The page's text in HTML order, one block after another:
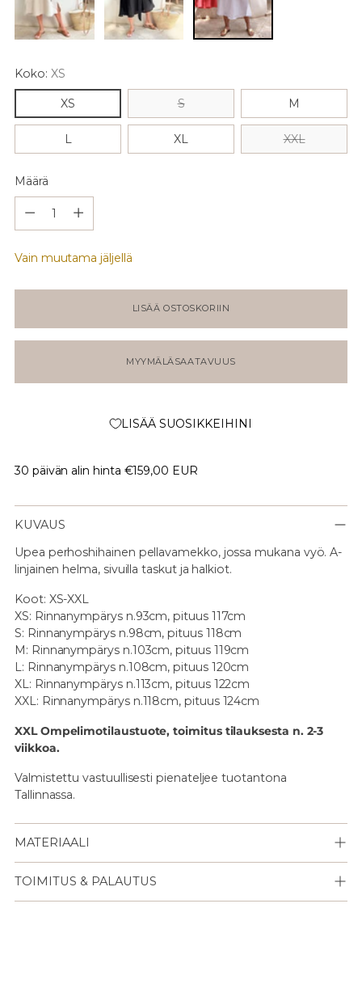
Koko: XS
XS S M
L XL XXL
Määrä
Vain muutama jäljellä
LISÄÄ OSTOSKORIIN
MYYMÄLÄSAATAVUUS
LISÄÄ SUOSIKKEIHINI
30 päivän alin hinta €159,00 EUR
KUVAUS
Upea perhoshihainen pellavamekko, jossa mukana vyö. A-
linjainen helma, sivuilla taskut ja halkiot.
Koot: XS-XXL
XS: Rinnanympärys n.93cm, pituus 117cm
S: Rinnanympärys n.98cm, pituus 118cm
M: Rinnanympärys n.103cm, pituus 119cm
L: Rinnanympärys n.108cm, pituus 120cm
XL: Rinnanympärys n.113cm, pituus 122cm
XXL: Rinnanympärys n.118cm, pituus 124cm
XXL Ompelimotilaustuote, toimitus tilauksesta n. 2-3
viikkoa.
Valmistettu vastuullisesti pienateljee tuotantona
Tallinnassa.
MATERIAALI
TOIMITUS & PALAUTUS